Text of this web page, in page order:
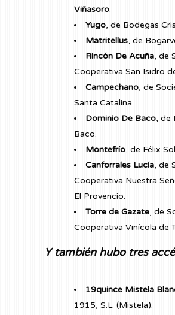
Viñasoro.
Yugo, de Bodegas
Matritellus, de
Rincón De Acuña, de
Cooperativa San Isidro
Campechano, de
Santa Catalina.
Dominio De Baco, de
Baco.
Montefrío, de Félix
Canforrales Lucía, de
Cooperativa Nuestra
El Provencio.
Torre de Gazate, de
Cooperativa Vinícola de
Y también hubo tres
19quince Mistela
1915, S.L. (Mistela).